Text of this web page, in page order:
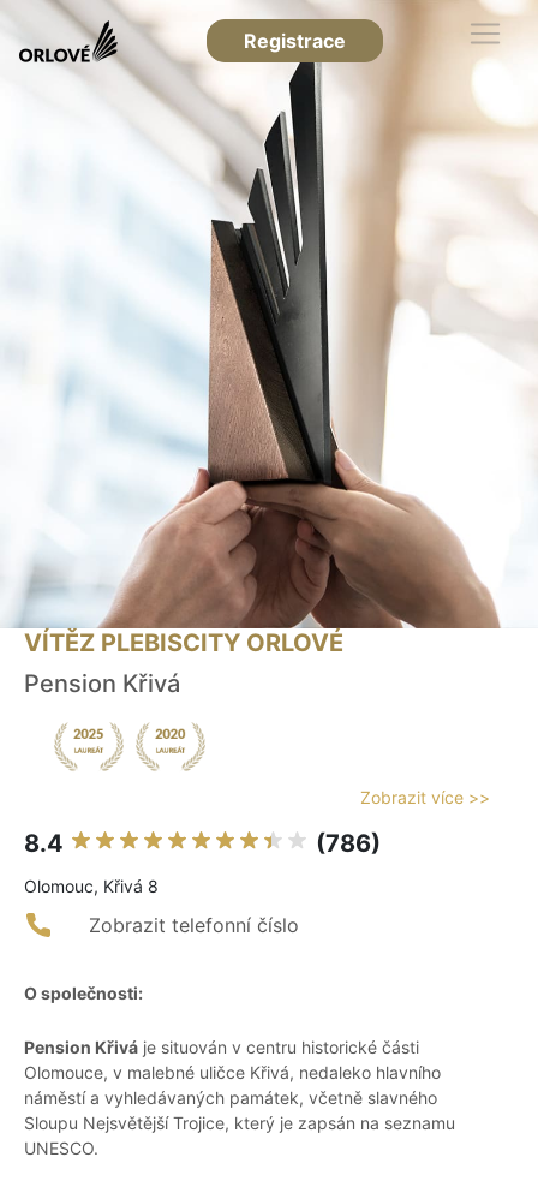
Registrace
VÍTĚZ PLEBISCITY ORLOVÉ
Pension Křivá
Zobrazit více >>
8.4 (786)
Olomouc, Křivá 8
Zobrazit telefonní číslo
O společnosti:
Pension Křivá je situován v centru historické části
Olomouce, v malebné uličce Křivá, nedaleko hlavního
náměstí a vyhledávaných památek, včetně slavného
Sloupu Nejsvětější Trojice, který je zapsán na seznamu
UNESCO.